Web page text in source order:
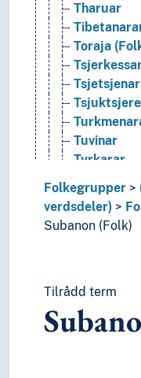
Tharuar
Toraja
Tsjuktsjere
Tuvinar
Tyrkarar
Uigurar
Uralske
Usbekarar
Wa (Folk)
Wakhi (Folk)
Wancho
Folkegrupper
verdsdeler)
Subanon (Folk)
Tilrådd term